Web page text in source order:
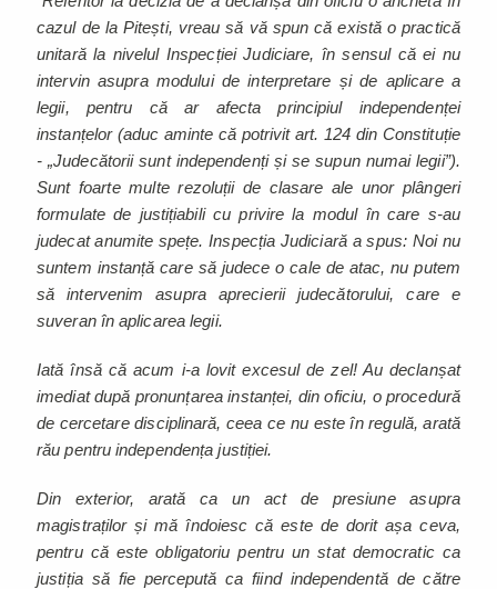
cazul de la Pitești, vreau să vă spun că există o practică
unitară la nivelul Inspecției Judiciare, în sensul că ei nu
intervin asupra modului de interpretare și de aplicare a
legii, pentru că ar afecta principiul independenței
instanțelor (aduc aminte că potrivit art. 124 din Constituție
- „Judecătorii sunt independenți și se supun numai legii”).
Sunt foarte multe rezoluții de clasare ale unor plângeri
formulate de justițiabili cu privire la modul în care s-au
judecat anumite spețe. Inspecția Judiciară a spus: Noi nu
suntem instanță care să judece o cale de atac, nu putem
să intervenim asupra aprecierii judecătorului, care e
suveran în aplicarea legii.
Iată însă că acum i-a lovit excesul de zel! Au declanșat
imediat după pronunțarea instanței, din oficiu, o procedură
de cercetare disciplinară, ceea ce nu este în regulă, arată
rău pentru independența justiției.
Din exterior, arată ca un act de presiune asupra
magistraților și mă îndoiesc că este de dorit așa ceva,
pentru că este obligatoriu pentru un stat democratic ca
justiția să fie percepută ca fiind independentă de către